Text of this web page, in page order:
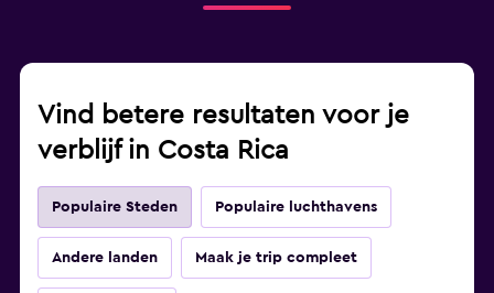
Vind betere resultaten voor je
verblijf in Costa Rica
Populaire Steden Populaire luchthavens
Andere landen Maak je trip compleet